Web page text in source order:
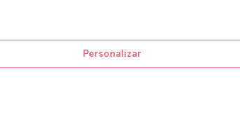
Personalizar